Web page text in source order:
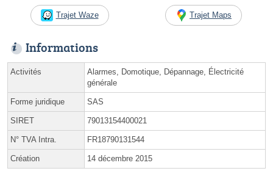
Trajet Waze Trajet Maps
Informations
Activités
Alarmes, Domotique, Dépannage, Électricité
générale
Forme juridique SAS
SIRET 79013154400021
N° TVA Intra. FR18790131544
Création 14 décembre 2015